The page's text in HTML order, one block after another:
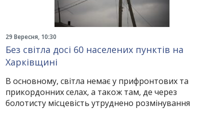
29 Вересня, 10:30
Без світла досі 60 населених пунктів на
Харківщині
В основному, світла немає у прифронтових та
прикордонних селах, а також там, де через
болотисту місцевість утруднено розмінування